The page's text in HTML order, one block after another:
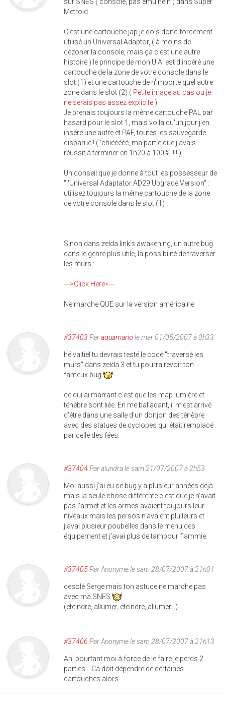
Metroid :
C'est une cartouche jap je dois donc forcément
utilisé un Universal Adaptor, ( à moins de
dézoner la console, mais ça c'est une autre
histoire ) le principe de mon U.A. est d'incéré une
cartouche de la zone de votre console dans le
slot (1) et une cartouche de n'importe quel autre
zone dans le slot (2) ( Petite image au cas ou je
ne serais pas assez explicite ).
Je prenais toujours la même cartouche PAL par
hasard pour le slot 1, mais voila qu'un jour j'en
insère une autre et PAF, toutes les sauvegarde
disparue ! ( 'chiééééé, ma partie que j'avais
réussit à terminer en 1h20 à 100% !!!! )
Un conseil que je donne à tout les possesseur de
"l'Universal Adaptator AD29 Upgrade Version" :
utilisez toujours la même cartouche de la zone
de votre console dans le slot (1)
Sinon dans zelda link's awakening, un autre bug
dans le genre plus utile, la possibilité de traverser
les murs :
--->Click Here<---
Ne marche QUE sur la version américaine.
#37403 Paraquamario le mar 01/05/2007 à 0h33
hé valtiel tu devrais testé le code "traversé les
murs" dans zelda 3 et tu pourra revoir ton
fameux bug
ce qui ai marrant c'est que les map lumière et
ténèbre sont liée. En me balladant, il m'est arrivé
d'être dans une salle d'un donjon des ténèbre
avec des statues de cyclopes qui était remplacé
par celle des fées.
#37404 Paralundrale sam 21/07/2007 à 2h53
Moi aussi j'ai eu ce bug y a plusieur années déjà
mais la seule chose différente c'est que je n'avait
pas l'armet et les armes avaient toujours leur
niveaux mais les persos n'avaient plu leurs et
j'avai plusieur poubelles dans le menu des
équipement et j'avai plus de tambour flammie.
#37405ParAnonymele sam 28/07/2007 à 21h01
desolé Serge mais ton astuce ne marche pas
avec ma SNES
(eteindre, allumer, eteindre, allumer...)
#37406 ParAnonymele sam 28/07/2007 à 21h13
Ah, pourtant moi à force de le faire je perds 2
parties... Ca doit dépendre de certaines
cartouches alors.